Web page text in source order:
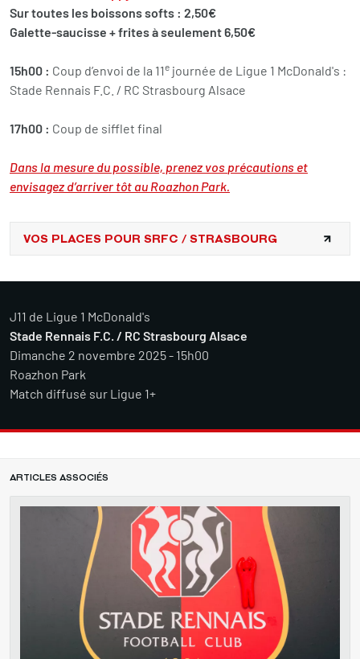
Sur toutes les boissons softs : 2,50€
Galette-saucisse + frites à seulement 6,50€
15h00 : Coup d’envoi de la 11e journée de Ligue 1 McDonald's :
Stade Rennais F.C. / RC Strasbourg Alsace
17h00 : Coup de sifflet final
Dans la mesure du possible, prenez vos précautions et
envisagez d’arriver tôt au Roazhon Park.
VOS PLACES POUR SRFC / STRASBOURG
J11 de Ligue 1 McDonald's
Stade Rennais F.C. / RC Strasbourg Alsace
Dimanche 2 novembre 2025 - 15h00
Roazhon Park
Match diffusé sur Ligue 1+
ARTICLES ASSOCIÉS